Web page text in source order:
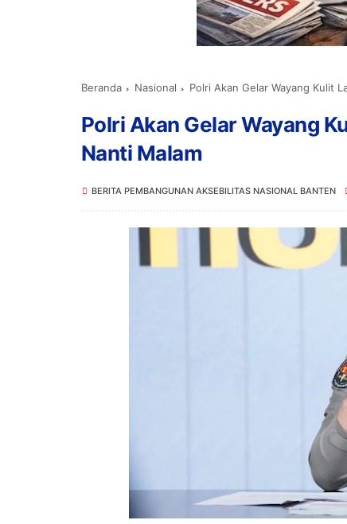
Beranda Nasional Polri Akan Gelar Wayang Kulit
Polri Akan Gelar Wayang
Nanti Malam
BERITA PEMBANGUNAN AKSEBILITAS NASIONAL BANTEN